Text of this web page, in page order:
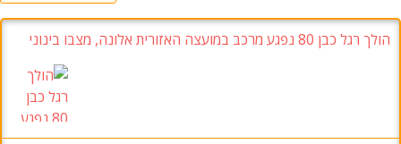
הולך רגל כבן 80 נפגע מרכב במועצה האזורית אלונה, מצבו בינוני